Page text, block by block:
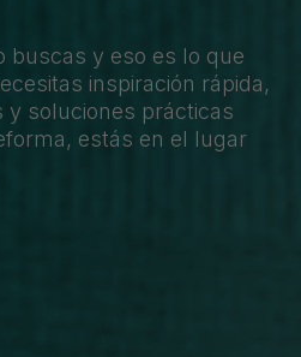
buscas y eso es lo que
inspiración rápida,
y soluciones prácticas
estás en el lugar